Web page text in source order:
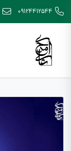
09124412544